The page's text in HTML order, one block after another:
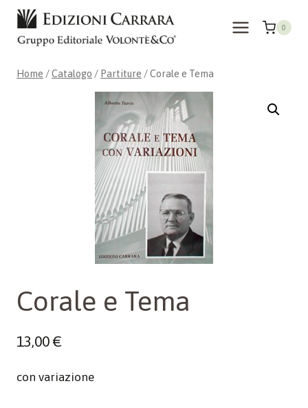
Salta
contenuto
0
Home /Catalogo / Partiture /Corale e Tema
Corale e Tema
13,00€
con variazione